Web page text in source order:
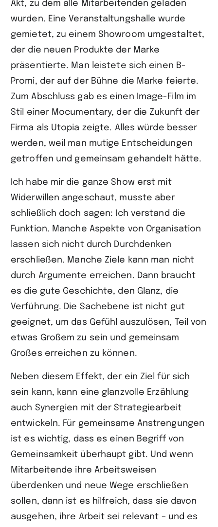
Akt, zu dem alle Mitarbeitenden geladen
wurden. Eine Veranstaltungshalle wurde
gemietet, zu einem Showroom umgestaltet,
der die neuen Produkte der Marke
präsentierte. Man leistete sich einen B-
Promi, der auf der Bühne die Marke feierte.
Zum Abschluss gab es einen Image-Film im
Stil einer Mocumentary, der die Zukunft der
Firma als Utopia zeigte. Alles würde besser
werden, weil man mutige Entscheidungen
getroffen und gemeinsam gehandelt hätte.
Ich habe mir die ganze Show erst mit
Widerwillen angeschaut, musste aber
schließlich doch sagen: Ich verstand die
Funktion. Manche Aspekte von Organisation
lassen sich nicht durch Durchdenken
erschließen. Manche Ziele kann man nicht
durch Argumente erreichen. Dann braucht
es die gute Geschichte, den Glanz, die
Verführung. Die Sachebene ist nicht gut
geeignet, um das Gefühl auszulösen, Teil von
etwas Großem zu sein und gemeinsam
Großes erreichen zu können.
Neben diesem Effekt, der ein Ziel für sich
sein kann, kann eine glanzvolle Erzählung
auch Synergien mit der Strategiearbeit
entwickeln. Für gemeinsame Anstrengungen
ist es wichtig, dass es einen Begriff von
Gemeinsamkeit überhaupt gibt. Und wenn
Mitarbeitende ihre Arbeitsweisen
überdenken und neue Wege erschließen
sollen, dann ist es hilfreich, dass sie davon
ausgehen, ihre Arbeit sei relevant – und es